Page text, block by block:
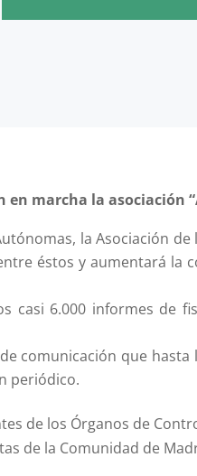
marcha la asociación
la Asociación de
éstos y aumentará la
casi 6.000 informes de
comunicación que hasta
periódico.
de los Órganos de
de la Comunidad de